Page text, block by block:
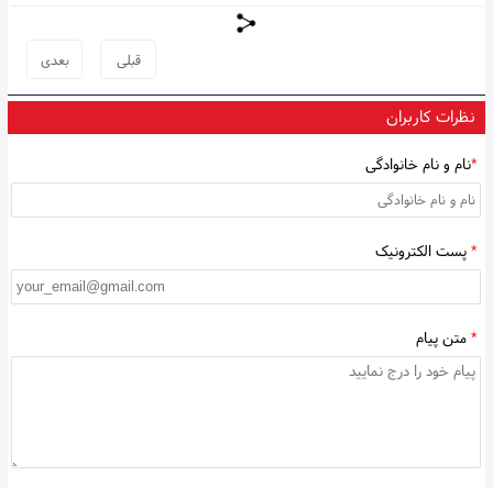
بعدی قبلی
نظرات کاربران
*نام و نام خانوادگی
* پست الکترونیک
* متن پیام